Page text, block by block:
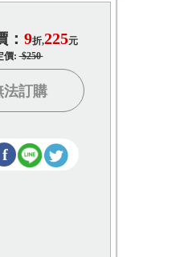
： 9折,225元
價:$250
法訂購
f